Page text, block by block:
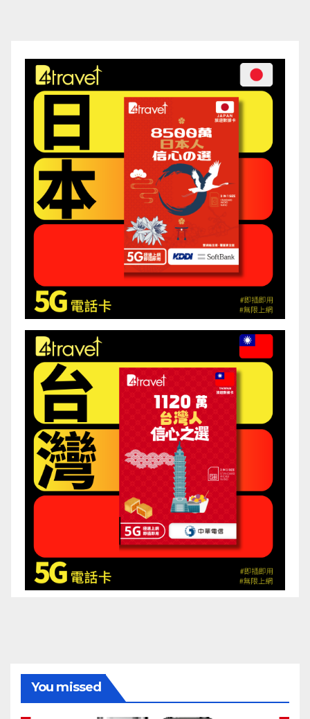
You missed